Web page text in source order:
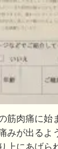
筋肉痛に始
みが出るよ
上にあげら